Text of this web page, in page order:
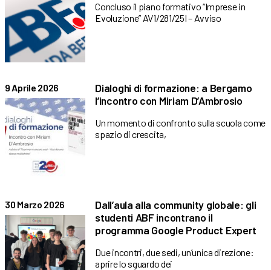
Concluso il piano formativo “Imprese in
Evoluzione” AV1/281/25I – Avviso
9 Aprile 2026
Dialoghi di formazione: a Bergamo
l’incontro con Miriam D’Ambrosio
Un momento di confronto sulla scuola come
spazio di crescita,
30 Marzo 2026
Dall’aula alla community globale: gli
studenti ABF incontrano il
programma Google Product Expert
Due incontri, due sedi, un’unica direzione:
aprire lo sguardo dei